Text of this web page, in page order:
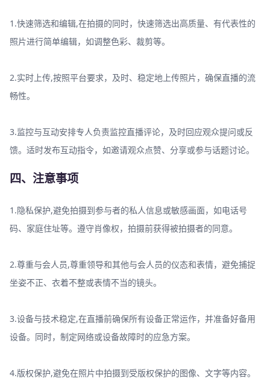
1.快速筛选和编辑,在拍摄的同时，快速筛选出高质量、有代表性的
照片进行简单编辑，如调整色彩、裁剪等。
2.实时上传,按照平台要求，及时、稳定地上传照片，确保直播的流
畅性。
3.监控与互动安排专人负责监控直播评论，及时回应观众提问或反
馈。适时发布互动指令，如邀请观众点赞、分享或参与话题讨论。
四、注意事项
1.隐私保护,避免拍摄到参与者的私人信息或敏感画面，如电话号
码、家庭住址等。遵守肖像权，拍摄前获得被拍摄者的同意。
2.尊重与会人员,尊重领导和其他与会人员的仪态和表情，避免捕捉
坐姿不正、衣着不整或表情不当的镜头。
3.设备与技术稳定,在直播前确保所有设备正常运作，并准备好备用
设备。同时，制定网络或设备故障时的应急方案。
4.版权保护,避免在照片中拍摄到受版权保护的图像、文字等内容。